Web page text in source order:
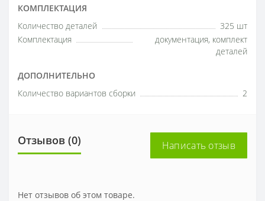
КОМПЛЕКТАЦИЯ
Количество деталей
325 шт
Комплектация
документация, комплект
деталей
ДОПОЛНИТЕЛЬНО
Количество вариантов сборки 2
Отзывов (0) Написать отзыв
Нет отзывов об этом товаре.